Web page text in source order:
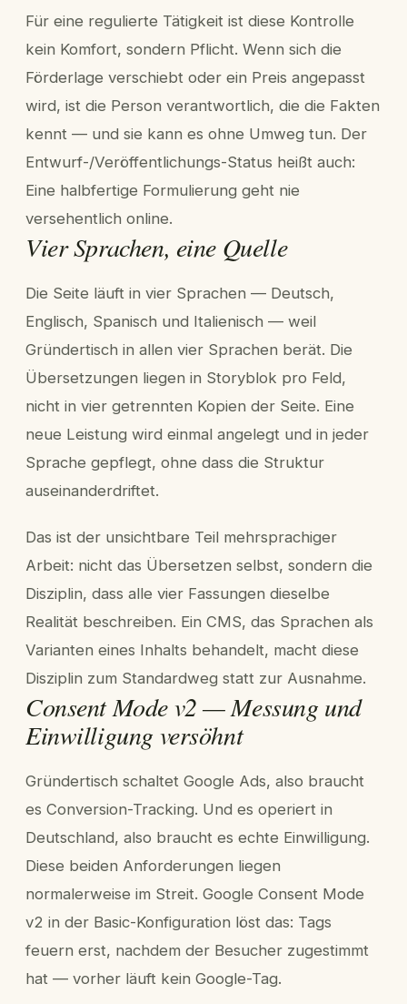
Für eine regulierte Tätigkeit ist diese Kontrolle
kein Komfort, sondern Pflicht. Wenn sich die
Förderlage verschiebt oder ein Preis angepasst
wird, ist die Person verantwortlich, die die Fakten
kennt — und sie kann es ohne Umweg tun. Der
Entwurf-/Veröffentlichungs-Status heißt auch:
Eine halbfertige Formulierung geht nie
versehentlich online.
Vier Sprachen, eine Quelle
Die Seite läuft in vier Sprachen — Deutsch,
Englisch, Spanisch und Italienisch — weil
Gründertisch in allen vier Sprachen berät. Die
Übersetzungen liegen in Storyblok pro Feld,
nicht in vier getrennten Kopien der Seite. Eine
neue Leistung wird einmal angelegt und in jeder
Sprache gepflegt, ohne dass die Struktur
auseinanderdriftet.
Das ist der unsichtbare Teil mehrsprachiger
Arbeit: nicht das Übersetzen selbst, sondern die
Disziplin, dass alle vier Fassungen dieselbe
Realität beschreiben. Ein CMS, das Sprachen als
Varianten eines Inhalts behandelt, macht diese
Disziplin zum Standardweg statt zur Ausnahme.
Consent Mode v2 — Messung und
Einwilligung versöhnt
Gründertisch schaltet Google Ads, also braucht
es Conversion-Tracking. Und es operiert in
Deutschland, also braucht es echte Einwilligung.
Diese beiden Anforderungen liegen
normalerweise im Streit. Google Consent Mode
v2 in der Basic-Konfiguration löst das: Tags
feuern erst, nachdem der Besucher zugestimmt
hat — vorher läuft kein Google-Tag.